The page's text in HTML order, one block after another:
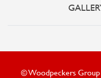
© Woodpeckers Group